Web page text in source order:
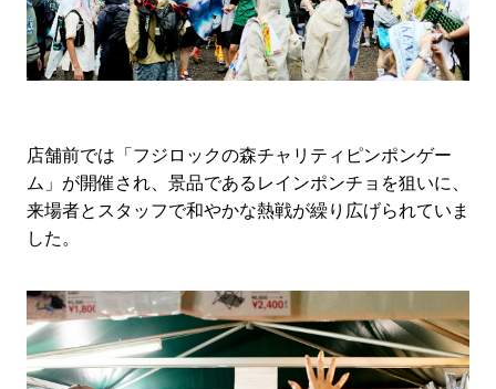
店舗前では「フジロックの森チャリティピンポンゲー
ム」が開催され、景品であるレインポンチョを狙いに、
来場者とスタッフで和やかな熱戦が繰り広げられていま
した。